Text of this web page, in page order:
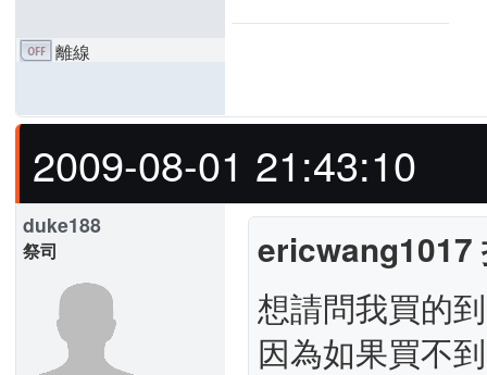
離線
2009-08-01 21:43:10
duke188
祭司
ericwang1017
想請問我買的
因為如果買不